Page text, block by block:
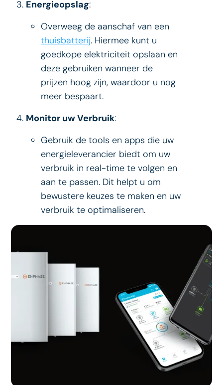
Energieopslag:
Overweeg de aanschaf van een
thuisbatterij. Hiermee kunt u
goedkope elektriciteit opslaan en
deze gebruiken wanneer de
prijzen hoog zijn, waardoor u nog
meer bespaart.
Monitor uw Verbruik:
Gebruik de tools en apps die uw
energieleverancier biedt om uw
verbruik in real-time te volgen en
aan te passen. Dit helpt u om
bewustere keuzes te maken en uw
verbruik te optimaliseren.